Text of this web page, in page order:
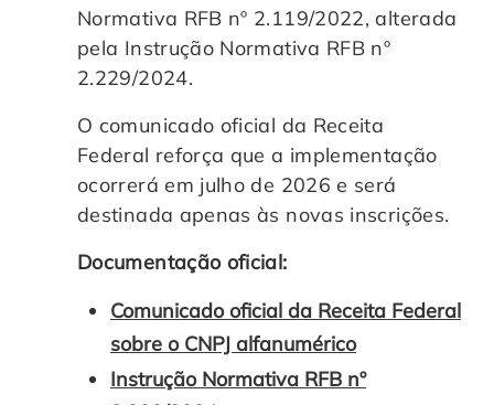
Normativa RFB nº 2.119/2022, alterada
pela Instrução Normativa RFB nº
2.229/2024.
O comunicado oficial da Receita
Federal reforça que a implementação
ocorrerá em julho de 2026 e será
destinada apenas às novas inscrições.
Documentação oficial:
Comunicado oficial da Receita Federal
sobre o CNPJ alfanumérico
Instrução Normativa RFB nº